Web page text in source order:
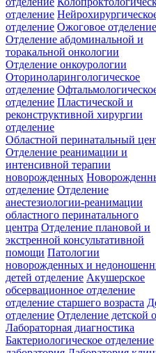
отделение
отделение Ожоговое отделение
Отделение абдоминальной и
торакальной онкологии
Отделение онкоурологии
Оториноларингологическое
отделение
отделение Пластической и
реконструктивной хирургии
отделение
Областной перинатальный
Отделение реанимации и
интенсивной терапии
новорожденных
отделение Отделение
анестезиологии-реанимации
областного перинатального
центра Отделение плановой и
экстренной консультативной
помощи Патологии
новорожденных и
детей отделение Акушерское
обсервационное отделение
отделение старшего возраста
отделение Отделение детской
Лабораторная диагностика
Бактериологическое отделение